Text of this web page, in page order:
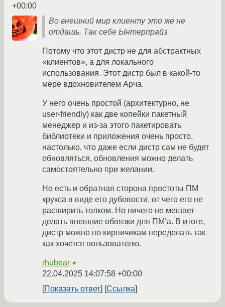
+00:00
Во внешний мир клиенту это же не
отдашь. Так себе Ынтерпрайз
Потому что этот дистр не для абстрактных
«клиентов», а для локального
использования. Этот дистр был в какой-то
мере вдохновителем Арча.
У него очень простой (архитектурно, не
user-friendly) как две копейки пакетный
менеджер и из-за этого пакетировать
библиотеки и приложения очень просто,
настолько, что даже если дистр сам не будет
обновляться, обновления можно делать
самостоятельно при желании.
Но есть и обратная сторона простоты ПМ
крукса в виде его дубовости, от чего его не
расширить толком. Но ничего не мешает
делать внешние обвязки для ПМ’а. В итоге,
дистр можно по кирпичикам переделать так
как хочется пользователю.
rhubear ★
22.04.2025 14:07:58 +00:00
Показать ответ
Ссылка